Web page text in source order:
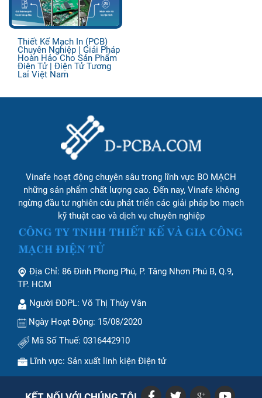
Thiết Kế Mạch In (PCB)
Chuyên Nghiệp | Giải Pháp
Hoàn Hảo Cho Sản Phẩm
Điện Tử | Điện Tử Tương
Lai Việt Nam
Vinafe hoạt động chuyên sâu trong lĩnh vực BO MẠCH
những sản phẩm chất lượng cao. Đến nay, Vinafe không
ngừng đầu tư nghiên cứu phát triển các giải pháp bo mạch
kỹ thuật cao và dịch vụ chuyên nghiệp
Địa Chỉ: 86 Đình Phong Phú, P. Tăng Nhơn Phú B, Q.9,
TP. HCM
Người ĐDPL: Võ Thị Thúy Vân
Ngày Hoạt Động: 15/08/2020
Mã Số Thuế: 0316442910
Lĩnh vực: Sản xuất linh kiện Điện tử